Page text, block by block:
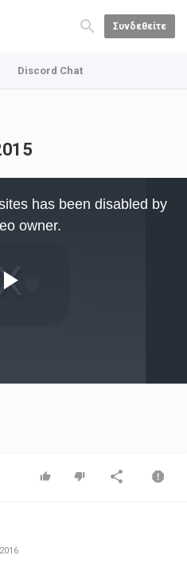
Συνδεθείτε
Discord Chat
Video
has been disabled by
owner.